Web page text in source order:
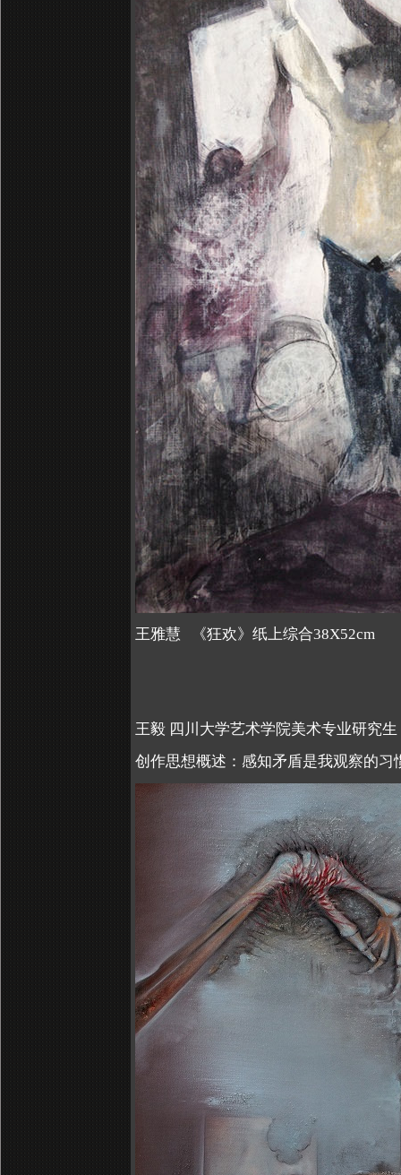
王雅慧 《狂欢》纸上综合38X52cm
王毅 四川大学艺术学院美术专业研究生
创作思想概述：感知矛盾是我观察的